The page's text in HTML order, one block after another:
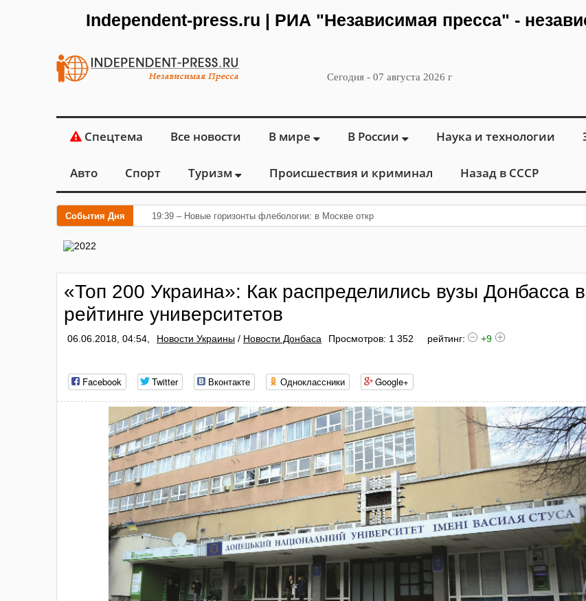
Independent-press.ru | РИА "Независимая пресса" -
Сегодня - 07 августа 2026 г
Спецтема Все новости В мире В России Наука и технологии
Авто Спорт Туризм Происшествия и криминал Назад в СССР
События Дня 19:39 – Новые горизонты флебологии: в Москве открылся «Городской центр флебологи
«Топ 200 Украина»: Как распределились вузы Донбасса в
рейтинге университетов
06.06.2018, 04:54, Новости Украины / Новости Донбаса Просмотров: 1 352 рейтинг: +9
Facebook Twitter Вконтакте Одноклассники Google+